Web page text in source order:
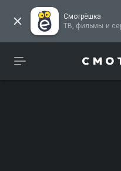
Смотрёшка
ТВ,